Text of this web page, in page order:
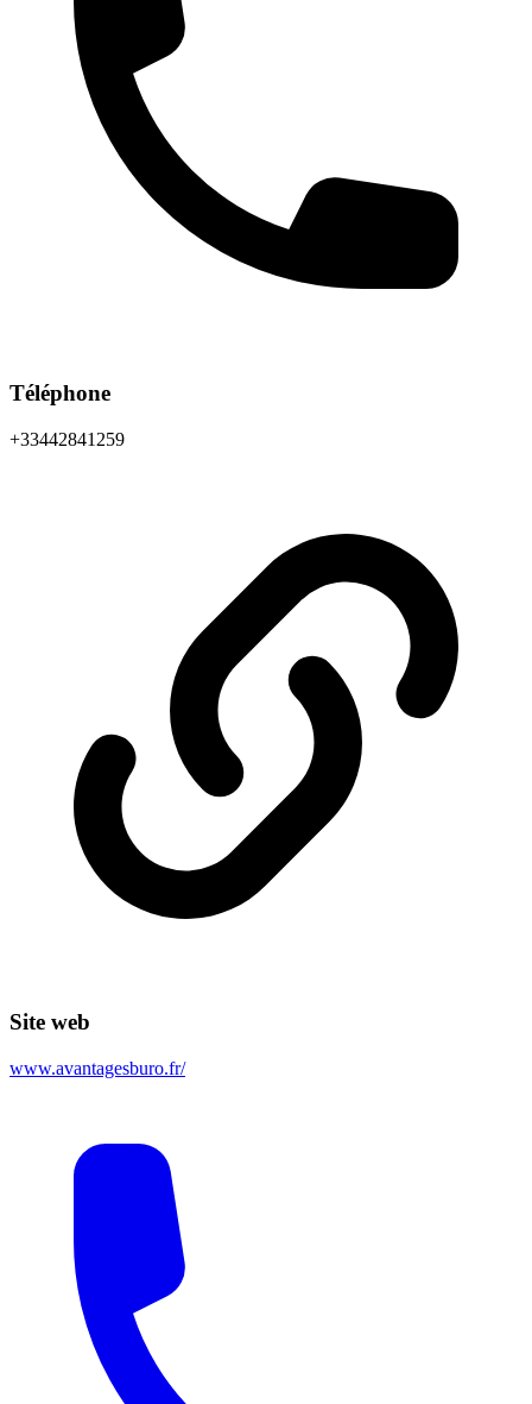
Téléphone
+33442841259
Site web
www.avantagesburo.fr/